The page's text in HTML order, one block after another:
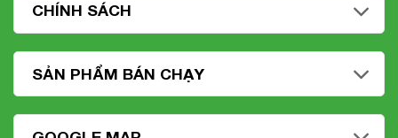
CHÍNH SÁCH
SẢN PHẨM BÁN CHẠY